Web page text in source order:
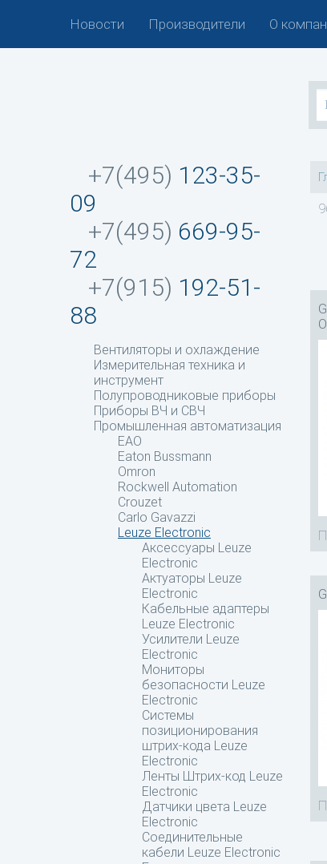
Новости Производители О
+7(495) 123-35-
09
+7(495) 669-95-
72
+7(915) 192-51-
88
Вентиляторы и охлаждение
Измерительная техника и
инструмент
Полупроводниковые приборы
Приборы ВЧ и СВЧ
Промышленная автоматизация
EAO
Eaton Bussmann
Omron
Rockwell Automation
Crouzet
Carlo Gavazzi
Leuze Electronic
Аксессуары Leuze
Electronic
Актуаторы Leuze
Electronic
Кабельные адаптеры
Leuze Electronic
Усилители Leuze
Electronic
Мониторы
безопасности Leuze
Electronic
Системы
позиционирования
штрих-кода Leuze
Electronic
Ленты Штрих-код Leuze
Electronic
Датчики цвета Leuze
Electronic
Соединительные
кабели Leuze Electronic